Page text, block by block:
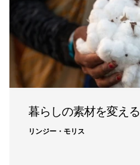
暮らしの素材を変える
リンジー・モリス